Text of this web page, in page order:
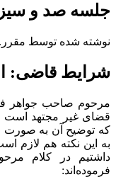
جلسه صد و سیزدهم ۲۵
نوشته شده توسط
شرایط قاضی:
مرحوم صاحب جواهر
قضای غیر مجتهد است
که توضیح آن به
به این نکته هم لازم
داشتیم در کلام
فرموده‌اند: